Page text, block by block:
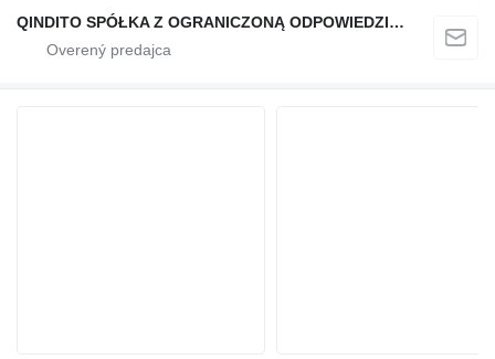
QINDITO SPÓŁKA Z OGRANICZONĄ ODPOWIEDZIALNOŚCIĄ